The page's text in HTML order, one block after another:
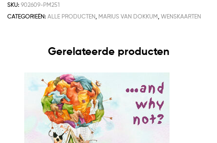
SKU: 902609-PM251
CATEGORIEËN: ALLE PRODUCTEN MARIUS VAN DOKKUM WENSKAARTEN
Gerelateerde producten